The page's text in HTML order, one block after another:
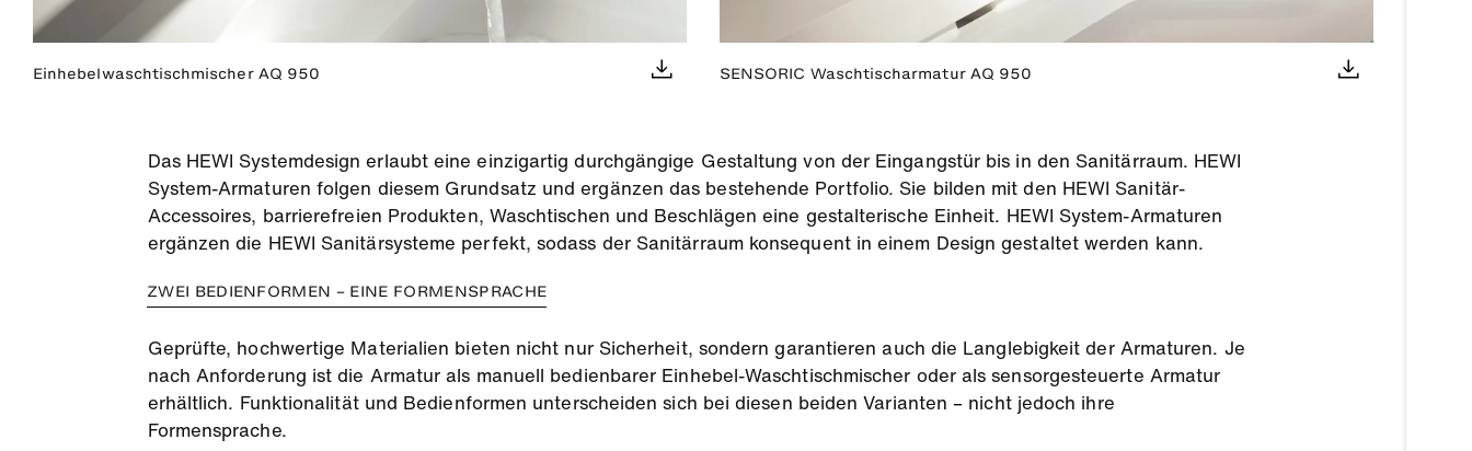
Einhebelwaschtischmischer AQ 950 SENSORIC Waschtischarmatur AQ 950
Das HEWI Systemdesign erlaubt eine einzigartig durchgängige Gestaltung von der Eingangstür bis in den Sanitärraum. HEWI
System-Armaturen folgen diesem Grundsatz und ergänzen das bestehende Portfolio. Sie bilden mit den HEWI Sanitär-
Accessoires, barrierefreien Produkten, Waschtischen und Beschlägen eine gestalterische Einheit. HEWI System-Armaturen
ergänzen die HEWI Sanitärsysteme perfekt, sodass der Sanitärraum konsequent in einem Design gestaltet werden kann.
ZWEI BEDIENFORMEN – EINE FORMENSPRACHE
Geprüfte, hochwertige Materialien bieten nicht nur Sicherheit, sondern garantieren auch die Langlebigkeit der Armaturen. Je
nach Anforderung ist die Armatur als manuell bedienbarer Einhebel-Waschtischmischer oder als sensorgesteuerte Armatur
erhältlich. Funktionalität und Bedienformen unterscheiden sich bei diesen beiden Varianten – nicht jedoch ihre
Formensprache.